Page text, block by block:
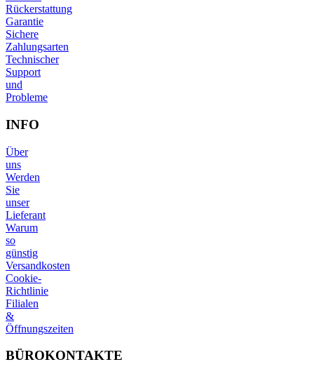
Rückerstattung
Garantie
Sichere
Zahlungsarten
Technischer
Support
und
Probleme
INFO
Über
uns
Werden
Sie
unser
Lieferant
Warum
so
günstig
Versandkosten
Cookie-
Richtlinie
Filialen
&
Öffnungszeiten
BÜROKONTAKTE